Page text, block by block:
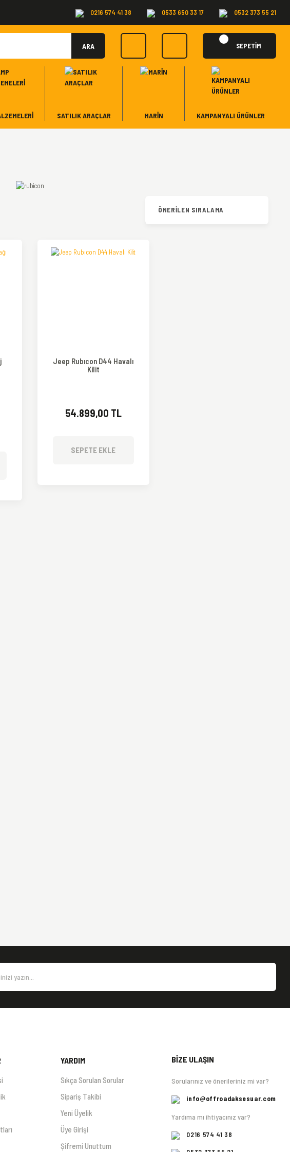
0216 574 41 38 0533 650 33 17 0532 373 55 21
ARA SEPETİM
SATILIK ARAÇLAR MARİN KAMPANYALI ÜRÜNLER
Jeep Rubıcon D44 Havalı
Kilit
54.899,00 TL
SEPETE EKLE
YARDIM
Sıkça Sorulan Sorular
Sipariş Takibi
Yeni Üyelik
Üye Girişi
Şifremi Unuttum
BİZE ULAŞIN
Sorularınız ve önerileriniz mi var?
info@offroadaksesuar.com
Yardıma mı ihtiyacınız var?
0216 574 41 38